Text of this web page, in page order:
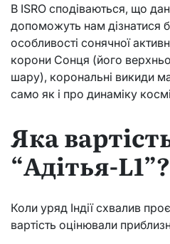
В ISRO сподіваються, що
допоможуть нам дізнатися
особливості сонячної
корони Сонця (його
шару), корональні викиди
само як і про динаміку
Яка
“Адітья-L1”?
Коли уряд Індії схвалив
вартість оцінювали